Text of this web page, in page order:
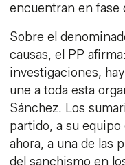
encuentran en
Sobre el
causas, el PP
investigaciones,
une a toda esta
Sánchez. Los
partido, a su
ahora, a una de las
del sanchismo en